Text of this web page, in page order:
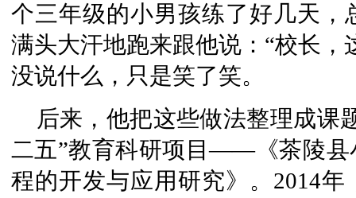
个三年级的小男孩练了好几天
满头大汗地跑来跟他说：“校长
没说什么，只是笑了笑。
后来，他把这些做法整理成课
二五”教育科研项目——《茶陵县
程的开发与应用研究》。2014